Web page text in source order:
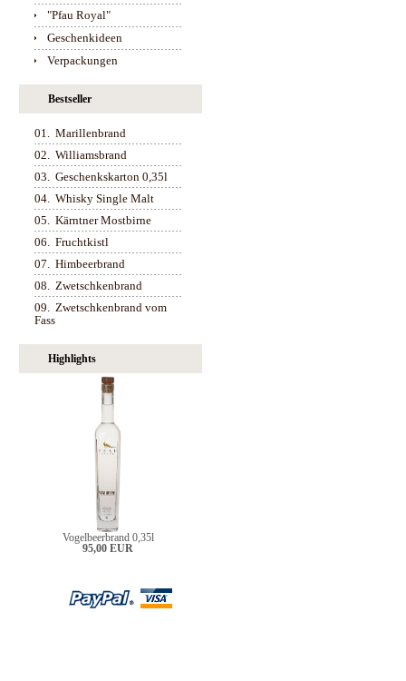
"Pfau Royal"
Geschenkideen
Verpackungen
Bestseller
01. Marillenbrand
02. Williamsbrand
03. Geschenkskarton 0,35l
04. Whisky Single Malt
05. Kärntner Mostbirne
06. Fruchtkistl
07. Himbeerbrand
08. Zwetschkenbrand
09. Zwetschkenbrand vom
Fass
Highlights
Vogelbeerbrand 0,35l
95,00 EUR